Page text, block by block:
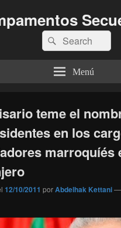
Buscar
por:
Buscar
Menú
teme el
en los
marroquíés
12/10/2011 porAbdelhak Kettani—